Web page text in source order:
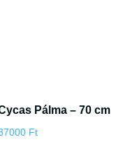
Pálma – 70 cm
Ft